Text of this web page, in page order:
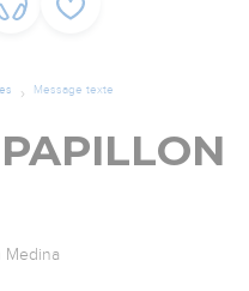
Message texte
Medina